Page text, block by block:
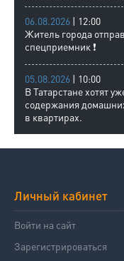
06.08.2026 | 12:00
Житель города
спецприемник ❗
05.08.2026 | 10:00
В Татарстане хотят
содержания
в квартирах.
Личный кабинет
Войти на сайт
Зарегистрироваться